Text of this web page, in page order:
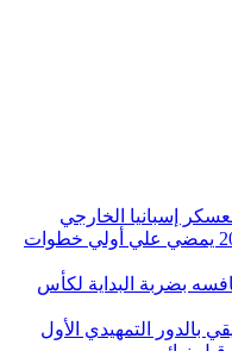
إسبانيا الخارجي
نجم شباب الاتحاد السكندري 2007 يمضي علي أولي خطوات
بضربة البداية لكأس
بالدور التمهيدي الأول